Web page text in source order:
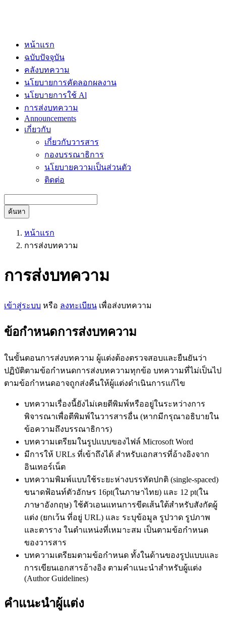
หน้าแรก
ฉบับปัจจุบัน
คลังบทความ
นโยบายการคัดลอกผลงาน
นโยบายการใช้ Al
การส่งบทความ
Announcements
เกี่ยวกับ
เกี่ยวกับวารสาร
กองบรรณาธิการ
นโยบายความเป็นส่วนตัว
ติดต่อ
ค้นหา
หน้าแรก
การส่งบทความ
การส่งบทความ
เข้าสู่ระบบ หรือ ลงทะเบียน เพื่อส่งบทความ
ข้อกำหนดการส่งบทความ
ในขั้นตอนการส่งบทความ ผู้แต่งต้องตรวจสอบและยืนยันว่า
ปฏิบัติตามข้อกำหนดการส่งบทความทุกข้อ บทความที่ไม่เป็นไป
ตามข้อกำหนดอาจถูกส่งคืนให้ผู้แต่งดำเนินการแก้ไข
บทความเรื่องนี้ยังไม่เคยตีพิมพ์หรืออยู่ในระหว่างการ
พิจารณาเพื่อตีพิมพ์ในวารสารอื่น (หากมีกรุณาอธิบายใน
ข้อความถึงบรรณาธิการ)
บทความเตรียมในรูปแบบของไฟล์ Microsoft Word
มีการให้ URLs ที่เข้าถึงได้ สำหรับเอกสารที่อ้างอิงจาก
อินเทอร์เน็ต
บทความพิมพ์แบบใช้ระยะห่างบรรทัดปกติ (single-spaced)
ขนาดฟ้อนท์ตัวอักษร 16pt(ในภาษาไทย) และ 12 pt(ใน
ภาษาอังกฤษ) ใช้ตัวเอนแทนการขีดเส้นใต้สำหรับสังกัดผู้
แต่ง (ยกเว้น ที่อยู่ URL) และ ระบุข้อมูล รูปวาด รูปภาพ
และตาราง ในตำแหน่งที่เหมาะสม เป็นตามข้อกำหนด
ของวารสาร
บทความเตรียมตามข้อกำหนด ทั้งในด้านของรูปแบบและ
การเขียนเอกสารอ้างอิง ตามคำแนะนำสำหรับผู้แต่ง
(Author Guidelines)
คำแนะนำผู้แต่ง